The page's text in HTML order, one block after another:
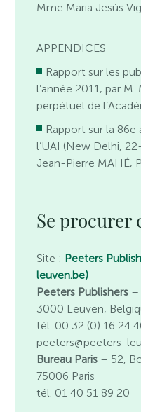
Mme Maria Jesús
APPENDICES
Rapport sur les
l’année 2011, par
perpétuel de
Rapport sur la
l’UAI (New Delhi,
Jean-Pierre MAHÉ,
Se procurer
Site : Peeters
leuven.be)
Peeters Publishers –
3000 Leuven,
tél. 00 32 (0) 16 24
peeters@peeters-
Bureau Paris – 52,
75006 Paris
tél. 01 40 51 89 20